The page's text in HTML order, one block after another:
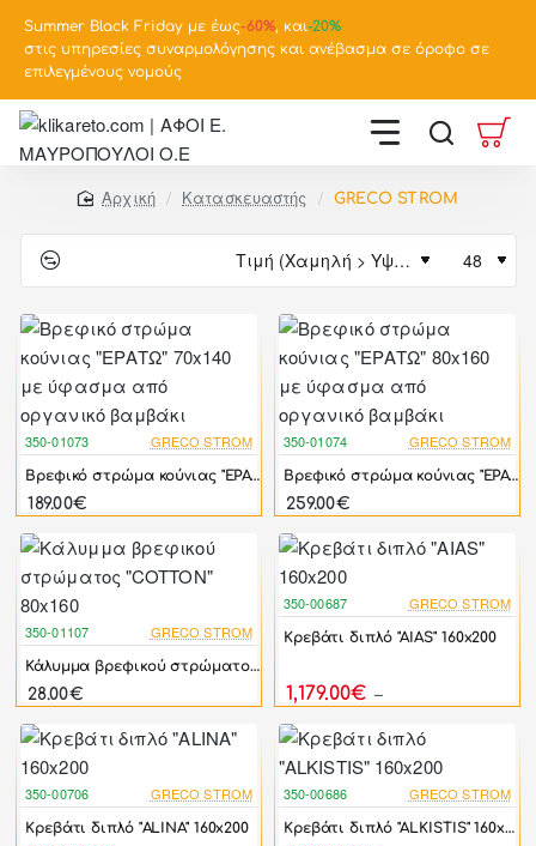
Summer Black Friday με έως-60%, και-20%
στις υπηρεσίες συναρμολόγησης και ανέβασμα σε όροφο σε
επιλεγμένους νομούς
home
Κατασκευαστής GRECO STROM
350-01073 GRECO STROM
Βρεφικό στρώμα κούνιας "ΕΡΑΤΩ" 70x140 με ύφασμα από οργανικό βαμβάκι
189.00€
350-01074 GRECO STROM
Βρεφικό στρώμα κούνιας "ΕΡΑΤΩ" 80x160 με ύφασμα από οργανικό βαμβάκι
259.00€
350-01107 GRECO STROM
Κάλυμμα βρεφικού στρώματος "COTTON" 80x160
28.00€
-25%
350-00687 GRECO STROM
Κρεβάτι διπλό "AIAS" 160x200
1,179.00€
-25%
350-00706 GRECO STROM
Κρεβάτι διπλό "ALINA" 160x200
-25%
350-00686 GRECO STROM
Κρεβάτι διπλό "ALKISTIS" 160x200